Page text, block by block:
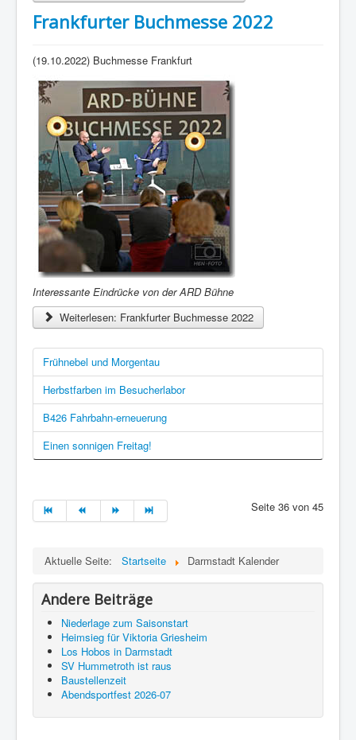
Frankfurter Buchmesse 2022
(19.10.2022) Buchmesse Frankfurt
Interessante Eindrücke von der ARD Bühne
Weiterlesen: Frankfurter Buchmesse 2022
Frühnebel und Morgentau
Herbstfarben im Besucherlabor
B426 Fahrbahn-erneuerung
Einen sonnigen Freitag!
Seite 36 von 45
Aktuelle Seite: Startseite Darmstadt Kalender
Andere Beiträge
Niederlage zum Saisonstart
Heimsieg für Viktoria Griesheim
Los Hobos in Darmstadt
SV Hummetroth ist raus
Baustellenzeit
Abendsportfest 2026-07